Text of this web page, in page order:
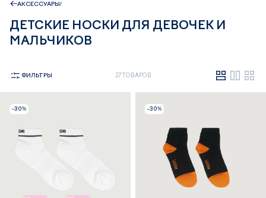
АКСЕССУАРЫ
ДЕТСКИЕ НОСКИ ДЛЯ ДЕВОЧЕК И
МАЛЬЧИКОВ
ФИЛЬТРЫ 27 ТОВАРОВ
-30% -30%